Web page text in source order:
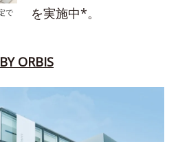
で
を実施中*。
ORBIS